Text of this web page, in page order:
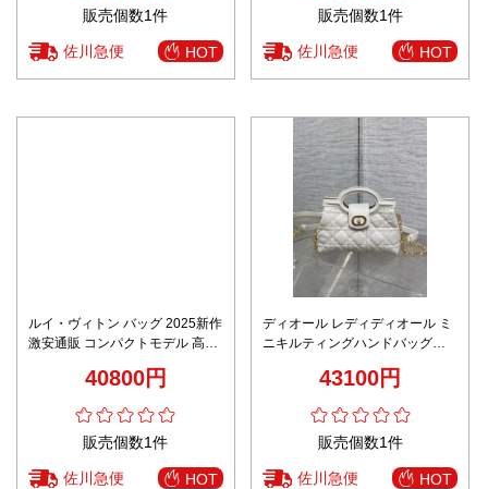
販売個数1件
佐川急便 HOT
販売個数1件
佐川急便 HOT
ルイ・ヴィトン バッグ 2025新作
激安通販 コンパクトモデル 高級
ー満足保証40800円
販売個数1件
佐川急便 HOT
ディオール レディディオール ミ
ニキルティングハンドバッグ
高再現度激安屋口コミ 高品質本
43100円
販売個数1件
佐川急便 HOT